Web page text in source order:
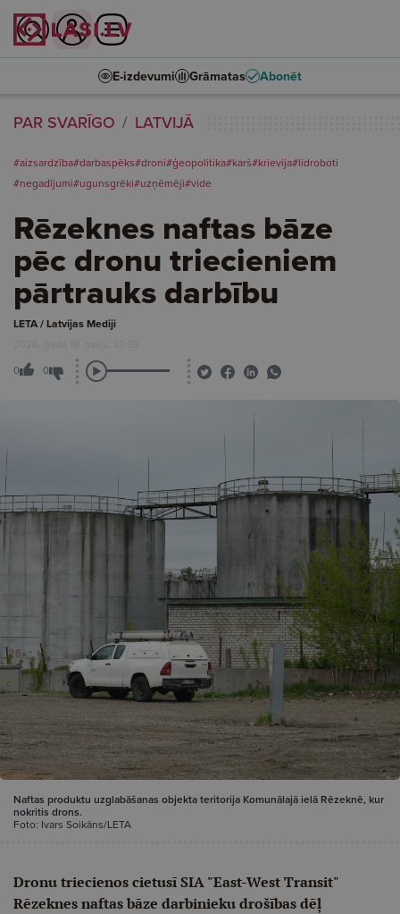
E-izdevumi Grāmatas Abonēt
PAR SVARĪGO LATVIJĀ
#aizsardzība#darbaspēks#droni#ģeopolitika#karš#krievija#lidroboti
#negadījumi#ugunsgrēki#uzņēmēji#vide
Rēzeknes naftas bāze
pēc dronu triecieniem
pārtrauks darbību
LETA / Latvijas Mediji
2026. gada 18. maijs, 13:09
0 0
Naftas produktu uzglabāšanas objekta teritorija Komunālajā ielā Rēzeknē, kur
nokritis drons.
Foto: Ivars Soikāns/LETA
Dronu triecienos cietusī SIA "East-West Transit"
Rēzeknes naftas bāze darbinieku drošības dēļ